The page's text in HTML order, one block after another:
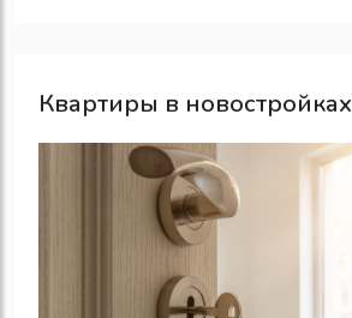
Квартиры в новостройках